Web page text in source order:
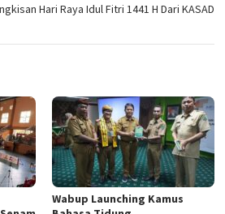
Hari Raya Idul Fitri 1441 H Dari KASAD
Wabup Launching Kamus